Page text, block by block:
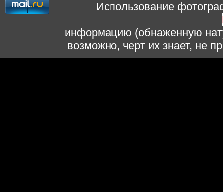
Использование
информацию (обнаженную
возможно, черт их знает, не